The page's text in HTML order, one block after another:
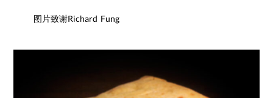
图片致谢Richard Fung